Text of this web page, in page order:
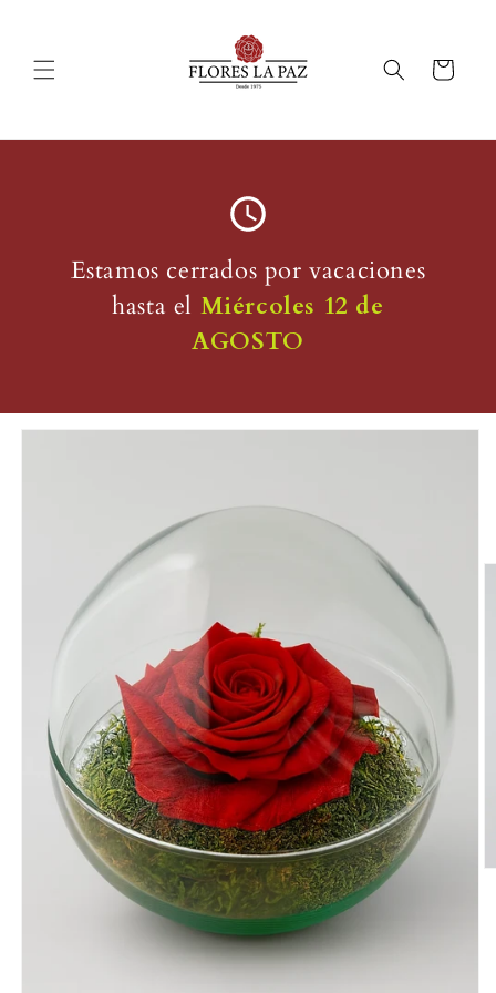
Carrito
Estamos cerrados por vacaciones
hasta el Miércoles 12 de
AGOSTO
Ir
directamente